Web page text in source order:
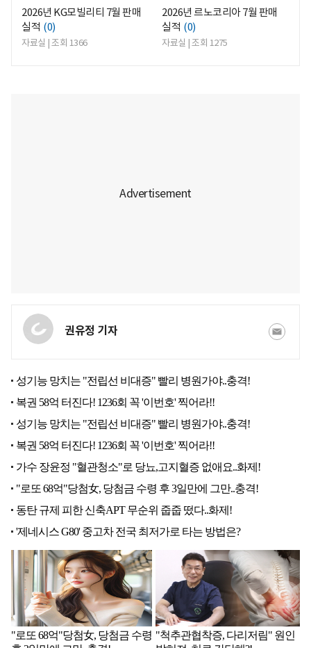
2026년 KG모빌리티 7월 판매
실적 (0)
자료실 | 조회 1366
2026년 르노코리아 7월 판매
실적 (0)
자료실 | 조회 1275
권유정 기자